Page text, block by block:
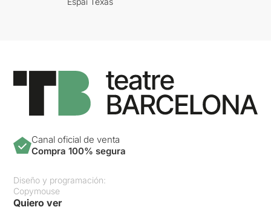
Canal oficial de venta
Compra 100% segura
Diseño y programación:
Copymouse
Quiero ver